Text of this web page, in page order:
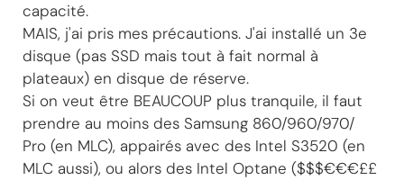
capacité.
MAIS, j'ai pris mes précautions. J'ai installé un 3e
disque (pas SSD mais tout à fait normal à
plateaux) en disque de réserve.
Si on veut être BEAUCOUP plus tranquile, il faut
prendre au moins des Samsung 860/960/970/
Pro (en MLC), appairés avec des Intel S3520 (en
MLC aussi), ou alors des Intel Optane ($$$€€€££